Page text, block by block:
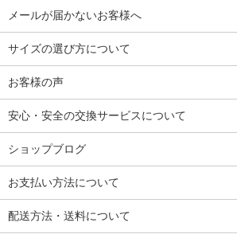
メールが届かないお客様へ
サイズの選び方について
お客様の声
安心・安全の交換サービスについて
ショップブログ
お支払い方法について
配送方法・送料について